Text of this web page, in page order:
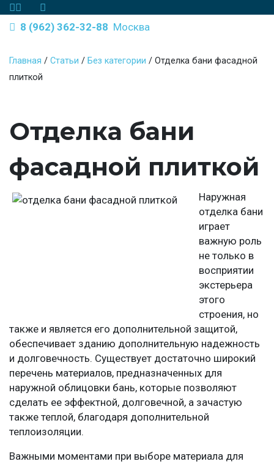
8 (962) 362-32-88 Москва
Главная / Статьи / Без категории / Отделка бани фасадной
плиткой
Отделка бани
фасадной плиткой
Наружная
отделка бани
играет
важную роль
не только в
восприятии
экстерьера
этого
строения, но
также и является его дополнительной защитой,
обеспечивает зданию дополнительную надежность
и долговечность. Существует достаточно широкий
перечень материалов, предназначенных для
наружной облицовки бань, которые позволяют
сделать ее эффектной, долговечной, а зачастую
также теплой, благодаря дополнительной
теплоизоляции.
Важными моментами при выборе материала для